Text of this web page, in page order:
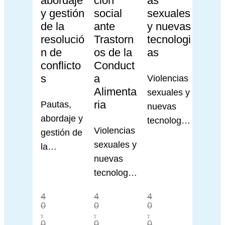
y gestión
de la
resolució
n de
conflicto
s
Pautas,
abordaje y
gestión de
la
4
0
,
social
ante
Trastorn
os de la
Conduct
a
Alimenta
ria
Violencias
sexuales y
nuevas
tecnología
4
0
,
sexuales
y nuevas
tecnologi
as
Violencias
sexuales y
nuevas
tecnología
4
0
,